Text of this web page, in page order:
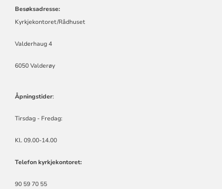
Besøksadresse:
Kyrkjekontoret/Rådhuset
Valderhaug 4
6050 Valderøy
Åpningstider:
Tirsdag - Fredag:
Kl. 09.00-14.00
Telefon kyrkjekontoret:
90 59 70 55